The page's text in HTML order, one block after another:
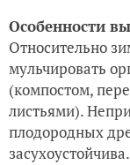
Особенности
Относительно
мульчировать
(компостом,
листьями).
плодородных
засухоустойчива.